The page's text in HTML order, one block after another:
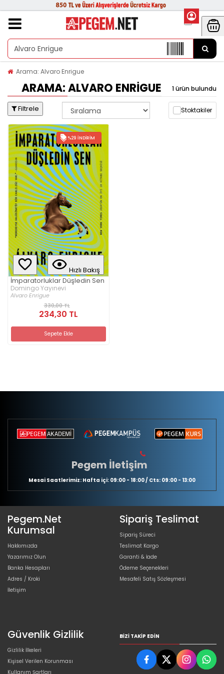
Arama: Alvaro Enrigue
ARAMA: ALVARO ENRIGUE 1 ürün bulundu
Filtrele Stoktakiler
%29 İNDIRIM
Hızlı Bakış
İmparatorluklar Düşledin Sen
Domingo Yayınevi
Alvaro Enrigue
330,00 TL
234,30 TL
Sepete Ekle
Pegem İletişim
Mesai Saatlerimiz: Hafta içi: 09:00 - 18:00 / Cts: 09:00 - 13:00
Pegem.Net
Kurumsal
Hakkımızda
Yazarımız Olun
Banka Hesapları
Adres / Kroki
İletişim
Sipariş Teslimat
Sipariş Süreci
Teslimat Kargo
Garanti & İade
Ödeme Seçenekleri
Mesafeli Satış Sözleşmesi
Güvenlik Gizlilik
Gizlilik İlkeleri
Kişisel Verilen Korunması
Kullanım Şartları
BIZI TAKIP EDIN